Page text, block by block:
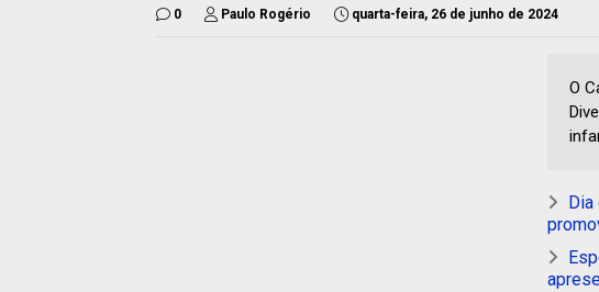
0 Paulo Rogério quarta-feira, 26 de junho de 2024
O